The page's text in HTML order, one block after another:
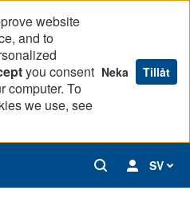
website
and to
you consent
computer. To
we use, see
Neka Tillåt
SV